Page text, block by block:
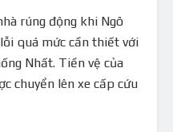
rúng động khi Ngô
quá mức cần thiết với
Nhất. Tiền vệ của
chuyển lên xe cấp cứu